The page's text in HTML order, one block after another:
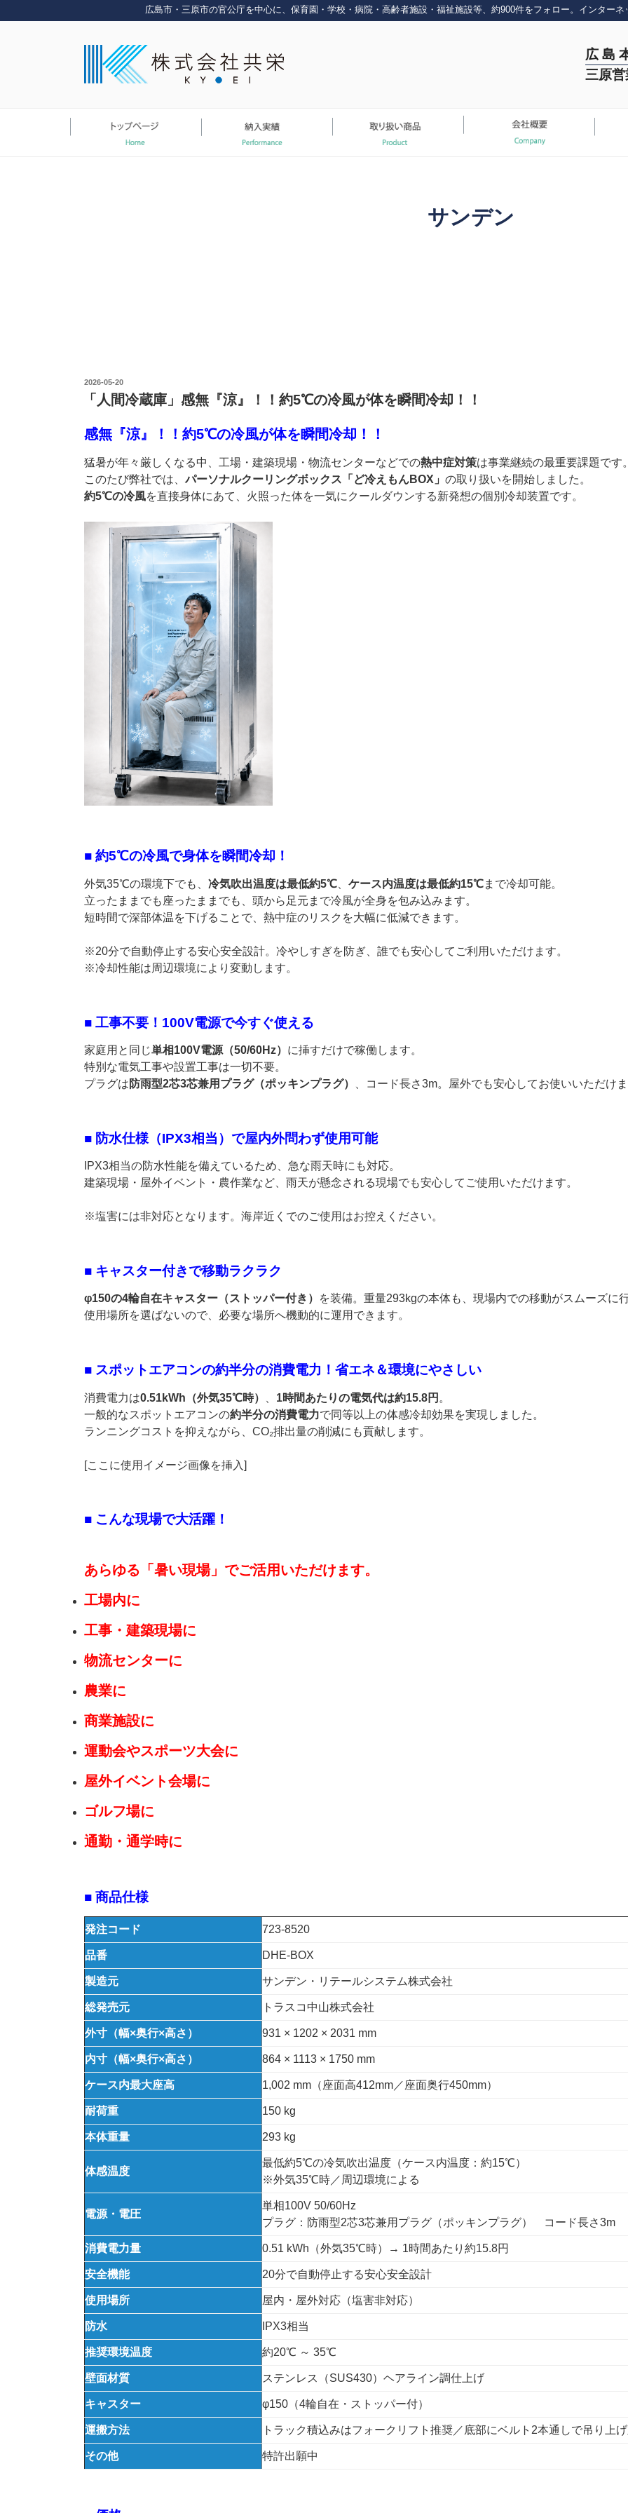
ン
広島市・三原市の官公庁を中心に、保育園・学校・病院・高齢者施設・福祉施設等、約900件をフォロー。インター
広 島
三原
サンデン
投
2026-05-20
「人間冷蔵庫」感無『涼』！！約5℃の冷風が体を瞬間冷却！！
感無『涼』！！約5℃の冷風が体を瞬間冷却！！
猛暑が年々厳しくなる中、工場・建築現場・物流センターなどでの熱中症対策は事業継続の最重要課題です
このたび弊社では、パーソナルクーリングボックス「ど冷えもんBOX」 の取り扱いを開始しました。
約5℃の冷風を直接身体にあて、火照った体を一気にクールダウンする新発想の個別冷却装置です。
■ 約5℃の冷風で身体を瞬間冷却！
外気35℃の環境下でも、 冷気吹出温度は最低約5℃ ケース内温度は最低約15℃まで冷却可能。
立ったままでも座ったままでも、頭から足元まで冷風が全身を包み込みます。
短時間で深部体温を下げることで、熱中症のリスクを大幅に低減できます。
※20分で自動停止する安心安全設計。冷やしすぎを防ぎ、誰でも安心してご利用いただけます。
※冷却性能は周辺環境により変動します。
■ 工事不要！100V電源で今すぐ使える
家庭用と同じ単相100V電源（50/60Hz） に挿すだけで稼働します。
特別な電気工事や設置工事は一切不要。
プラグは 防雨型2芯3芯兼用プラグ（ポッキンプラグ） 、コード長さ3m。屋外でも安心してお使いいただけ
■ 防水仕様（IPX3相当）で屋内外問わず使用可能
IPX3相当の防水性能を備えているため、急な雨天時にも対応。
建築現場・屋外イベント・農作業など、雨天が懸念される現場でも安心してご使用いただけます。
※塩害には非対応となります。海岸近くでのご使用はお控えください。
■ キャスター付きで移動ラクラク
φ150の4輪自在キャスター（ストッパー付き）
を装備。重量293kgの本体も、現場内での移動がスムーズに
使用場所を選ばないので、必要な場所へ機動的に運用できます。
■ スポットエアコンの約半分の消費電力！省エネ＆環境にやさしい
消費電力は0.51kWh（外気35℃時） 1時間あたりの電気代は約15.8円 。
一般的なスポットエアコンの約半分の消費電力で同等以上の体感冷却効果を実現しました。
ランニングコストを抑えながら、CO₂排出量の削減にも貢献します。
[ここに使用イメージ画像を挿入]
■ こんな現場で大活躍！
あらゆる「暑い現場」でご活用いただけます。
工場内に
工事・建築現場に
物流センターに
農業に
商業施設に
運動会やスポーツ大会に
屋外イベント会場に
ゴルフ場に
通勤・通学時に
■ 商品仕様
発注コード 723-8520
品番 DHE-BOX
製造元 サンデン・リテールシステム株式会社
総発売元 トラスコ中山株式会社
外寸（幅×奥行×高さ） 931 × 1202 × 2031 mm
内寸（幅×奥行×高さ） 864 × 1113 × 1750 mm
ケース内最大座高 1,002 mm（座面高412mm／座面奥行450mm）
耐荷重 150 kg
本体重量 293 kg
体感温度
最低約5℃の冷気吹出温度（ケース内温度：約15℃）
※外気35℃時／周辺環境による
電源・電圧
単相100V 50/60Hz
プラグ：防雨型2芯3芯兼用プラグ（ポッキンプラグ） コード長さ3m
消費電力量 0.51 kWh（外気35℃時）→ 1時間あたり約15.8円
安全機能 20分で自動停止する安心安全設計
使用場所 屋内・屋外対応（塩害非対応）
防水 IPX3相当
推奨環境温度 約20℃ ～ 35℃
壁面材質 ステンレス（SUS430）ヘアライン調仕上げ
キャスター φ150（4輪自在・ストッパー付）
運搬方法 トラック積込みはフォークリフト推奨／底部にベルト2本通しで吊り上
その他 特許出願中